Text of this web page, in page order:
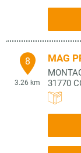
8
3.26 km
MAG
31770